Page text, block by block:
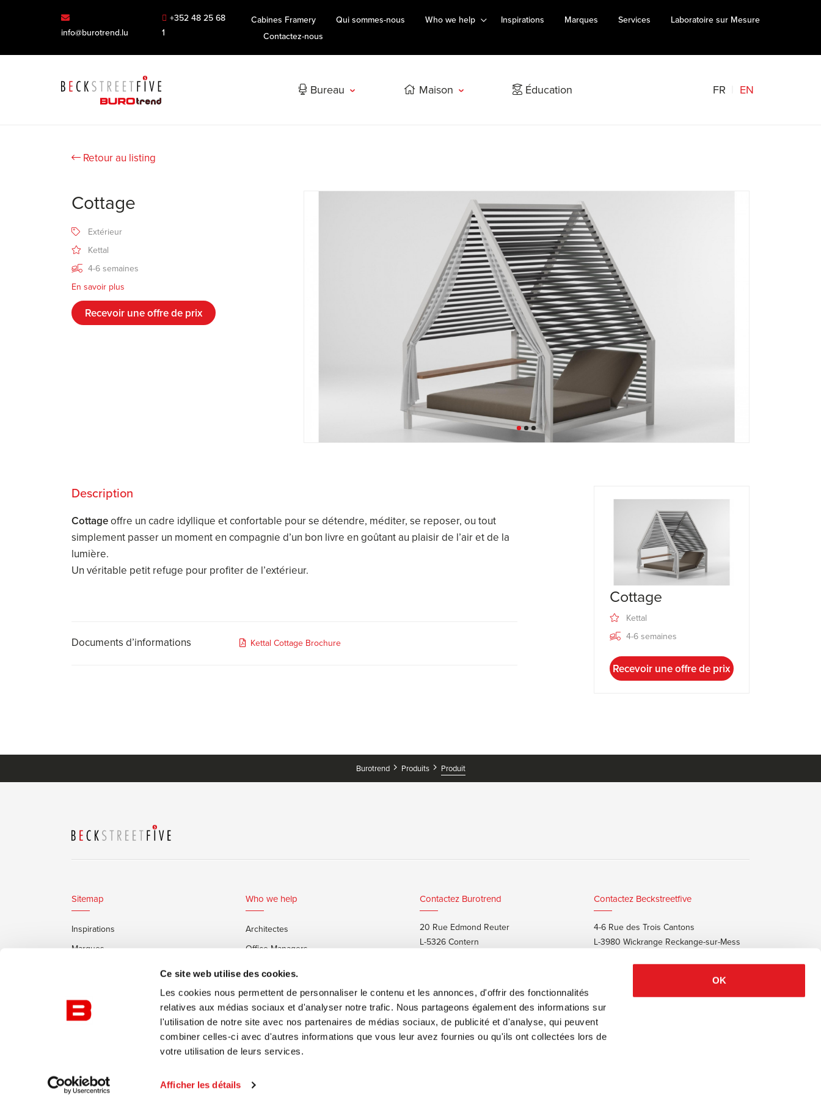
Ce site web utilise des cookies.
Les cookies nous permettent de personnaliser le contenu et les annonces, d'offrir des fonctionnalités
relatives aux médias sociaux et d'analyser notre trafic. Nous partageons également des informations sur
l'utilisation de notre site avec nos partenaires de médias sociaux, de publicité et d'analyse, qui peuvent
combiner celles-ci avec d'autres informations que vous leur avez fournies ou qu'ils ont collectées lors de
votre utilisation de leurs services.
Afficher les détails
OK
info@burotrend.lu
+352 48 25 68
1
Cabines Framery Qui sommes-nous Who we help Inspirations Marques Services
Laboratoire sur Mesure
Contactez-nous
Bureau Maison Éducation FR EN
Retour au listing
Cottage
Extérieur
Kettal
4-6 semaines
En savoir plus
Recevoir une offre de prix
Description
Cottageoffre un cadre idyllique et confortable pour se détendre, méditer, se reposer, ou tout
simplement passer un moment en compagnie d’un bon livre en goûtant au plaisir de l’air et de la
lumière.
Un véritable petit refuge pour profiter de l’extérieur.
Documents d’informations Kettal Cottage Brochure
Cottage
Kettal
4-6 semaines
Recevoir une offre de prix
Burotrend Produits Produit
Sitemap
Inspirations
Marques
Cabines Insonorisées Framery
Who we help
Architectes
Office Managers
Clients privés
Contactez Burotrend
20 Rue Edmond Reuter
L-5326 Contern
Contactez Beckstreetfive
4-6 Rue des Trois Cantons
L-3980 Wickrange Reckange-sur-Mess
+352 48 25 68 55
Politique de confidentialité Conditions de vente